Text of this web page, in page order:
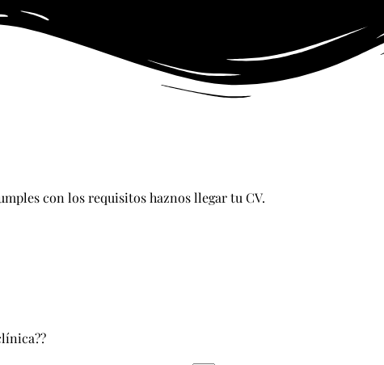
con los requisitos haznos llegar tu CV.